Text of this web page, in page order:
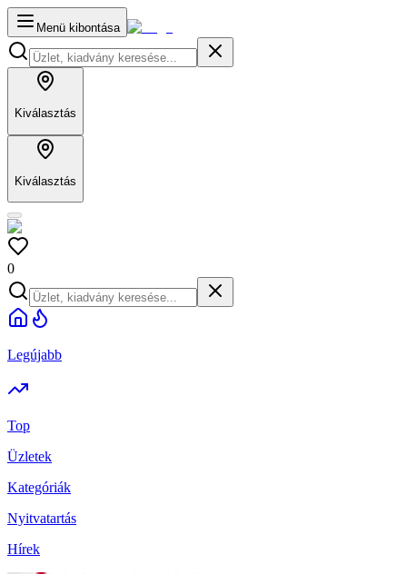
Menü kibontása
Kiválasztás
Kiválasztás
0
Legújabb
Top
Üzletek
Kategóriák
Nyitvatartás
Hírek